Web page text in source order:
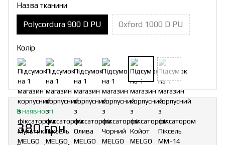
Назва тканини
Polycordura 900 D PU Oxford 1000 D PU
Колір
В наявності
380 грн